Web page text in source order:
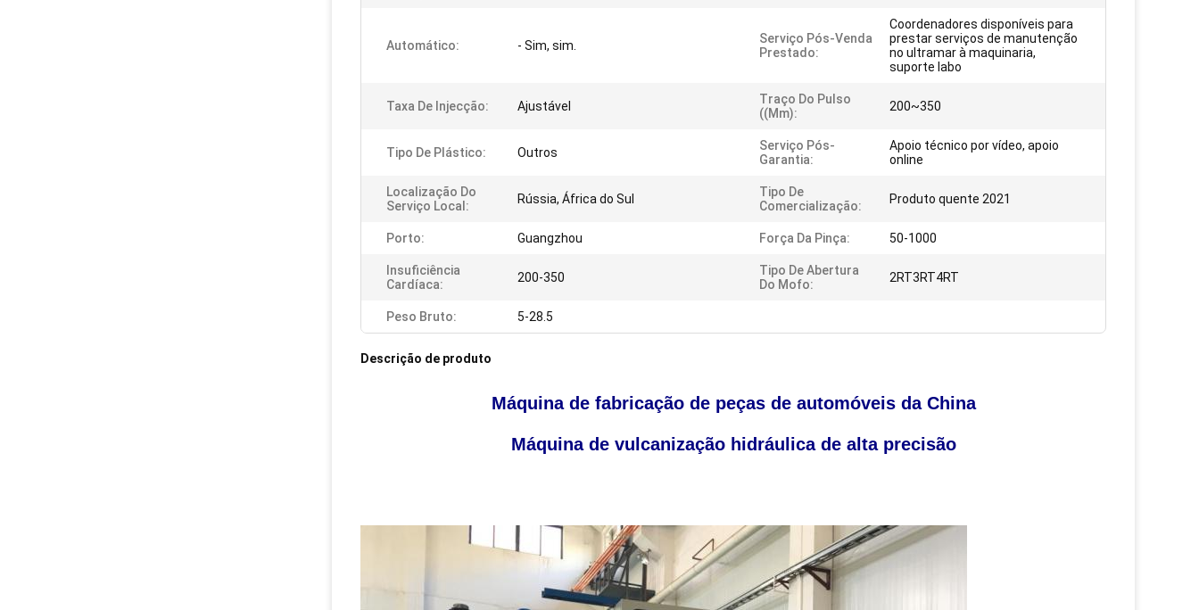
Automático: - Sim, sim.
Serviço Pós-Venda
Prestado:
Coordenadores disponíveis para
prestar serviços de manutenção
no ultramar à maquinaria,
suporte labo
Taxa De Injecção: Ajustável
Traço Do Pulso
((mm):
200~350
Tipo De Plástico: Outros
Serviço Pós-
Garantia:
Apoio técnico por vídeo, apoio
online
Localização Do
Serviço Local:
Rússia, África do Sul
Tipo De
Comercialização:
Produto quente 2021
Porto: Guangzhou Força Da Pinça: 50-1000
Insuficiência
Cardíaca:
200-350
Tipo De Abertura
Do Mofo:
2RT3RT4RT
Peso Bruto: 5-28.5
Descrição de produto
Máquina de fabricação de peças de automóveis da China
Máquina de vulcanização hidráulica de alta precisão